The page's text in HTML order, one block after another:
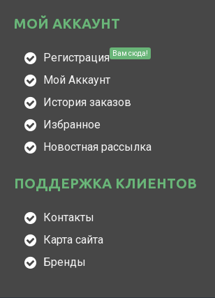
МОЙ АККАУНТ
Регистрация Вам сюда!
Мой Аккаунт
История заказов
Избранное
Новостная рассылка
ПОДДЕРЖКА КЛИЕНТОВ
Контакты
Карта сайта
Бренды